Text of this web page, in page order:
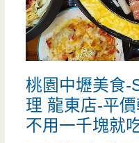
歡
心
約）
典
麻
辣
鍋
林
桃園中壢美食-
理 龍東店-平價
不用一千塊就